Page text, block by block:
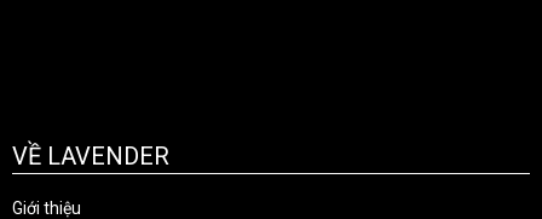
VỀ LAVENDER
Giới thiệu